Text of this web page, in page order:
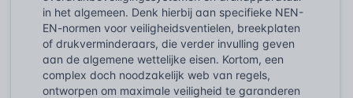
in het algemeen. Denk hierbij aan specifieke NEN-
EN-normen voor veiligheidsventielen, breekplaten
of drukverminderaars, die verder invulling geven
aan de algemene wettelijke eisen. Kortom, een
complex doch noodzakelijk web van regels,
ontworpen om maximale veiligheid te garanderen